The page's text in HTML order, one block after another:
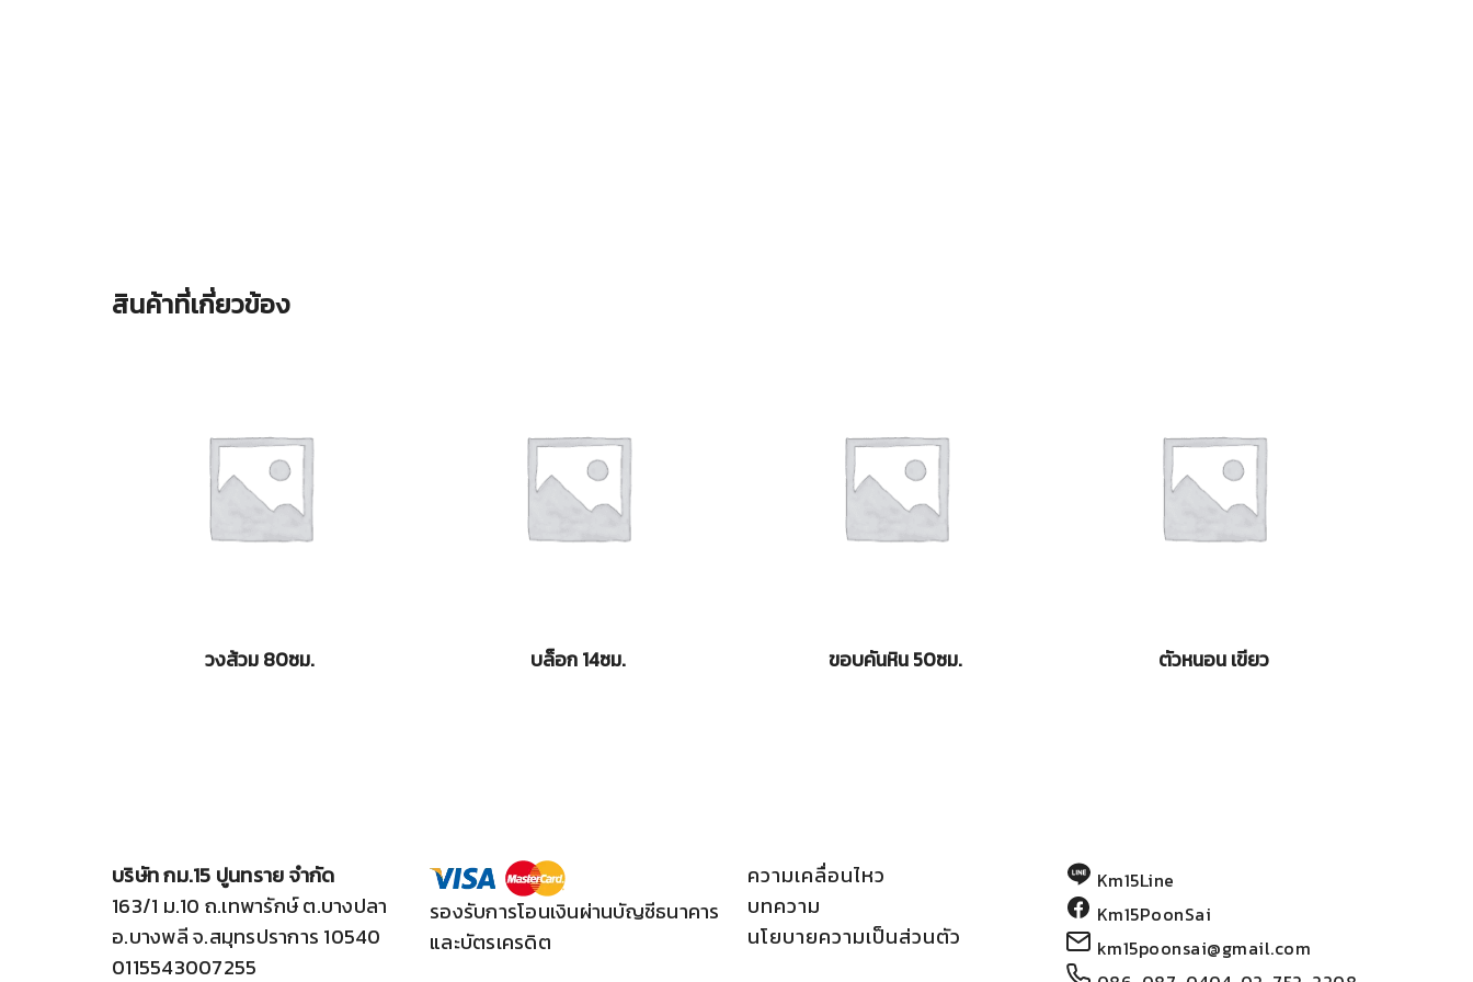
สินค้าที่เกี่ยวข้อง
วงส้วม 80ซม. บล็อก 14ซม. ขอบคันหิน 50ซม. ตัวหนอน เขียว
บริษัท กม.15 ปูนทราย จำกัด
163/1 ม.10 ถ.เทพารักษ์ ต.บางปลา
อ.บางพลี จ.สมุทรปราการ 10540
0115543007255
รองรับการโอนเงินผ่านบัญชีธนาคาร
และบัตรเครดิต
ความเคลื่อนไหว
บทความ
นโยบายความเป็นส่วนตัว
Km15Line
Km15PoonSai
km15poonsai@gmail.com